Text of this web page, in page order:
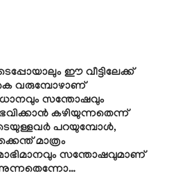
ഈ വീട്ടിലേക്ക്
വരുമ്പോഴാണ്
സന്തോഷവും
കഴിയുന്നതെന്ന്
പറയുമ്പോൾ,
മാത്രം
സന്തോഷവുമാണ്